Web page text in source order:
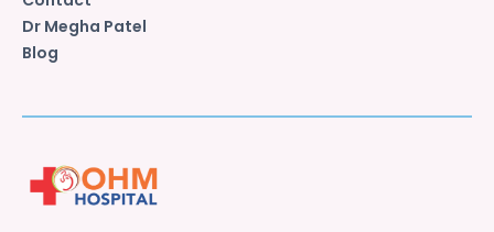
Dr Megha Patel
Blog